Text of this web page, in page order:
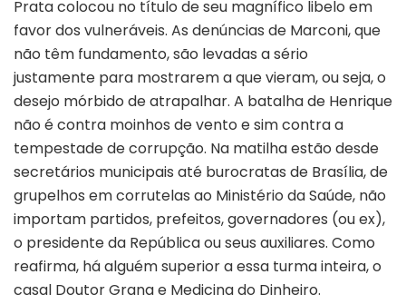
Prata colocou no título de seu magnífico libelo em
favor dos vulneráveis. As denúncias de Marconi, que
não têm fundamento, são levadas a sério
justamente para mostrarem a que vieram, ou seja, o
desejo mórbido de atrapalhar. A batalha de Henrique
não é contra moinhos de vento e sim contra a
tempestade de corrupção. Na matilha estão desde
secretários municipais até burocratas de Brasília, de
grupelhos em corrutelas ao Ministério da Saúde, não
importam partidos, prefeitos, governadores (ou ex),
o presidente da República ou seus auxiliares. Como
reafirma, há alguém superior a essa turma inteira, o
casal Doutor Grana e Medicina do Dinheiro.